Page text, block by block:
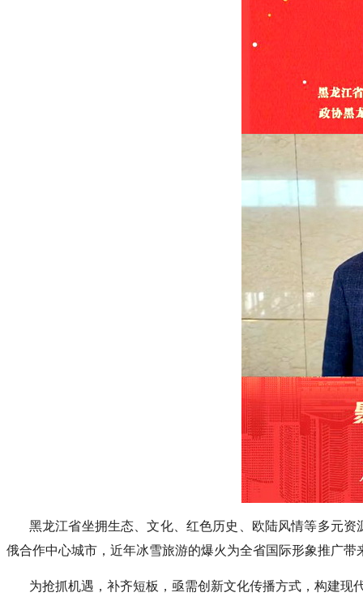
黑龙江省坐拥生态、文化、红色历史、欧陆风情等多元
俄合作中心城市，近年冰雪旅游的爆火为全省国际形象推广带
为抢抓机遇，补齐短板，亟需创新文化传播方式，构建